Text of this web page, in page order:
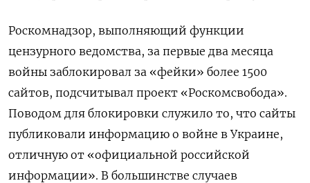
Роскомнадзор, выполняющий функции
цензурного ведомства, за первые два месяца
войны заблокировал за «фейки» более 1500
сайтов, подсчитывал проект «Роскомсвобода».
Поводом для блокировки служило то, что сайты
публиковали информацию о войне в Украине,
отличную от «официальной российской
информации». В большинстве случаев